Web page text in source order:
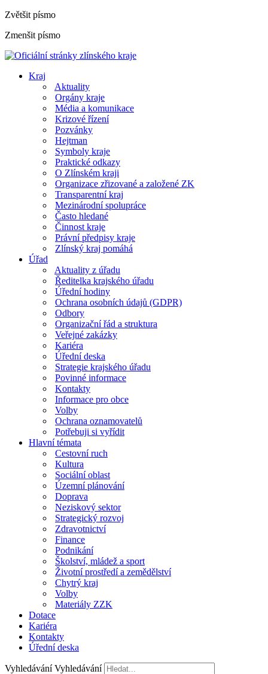
Zvětšit písmo
Zmenšit písmo
Kraj
Aktuality
Orgány kraje
Média a komunikace
Krizové řízení
Pozvánky
Hejtman
Symboly kraje
Praktické odkazy
O Zlínském kraji
Organizace zřizované a založené ZK
Transparentní kraj
Mezinárodní spolupráce
Často hledané
Činnost kraje
Právní předpisy kraje
Zlínský kraj pomáhá
Úřad
Aktuality z úřadu
Ředitelka krajského úřadu
Úřední hodiny
Ochrana osobních údajů (GDPR)
Odbory
Organizační řád a struktura
Veřejné zakázky
Kariéra
Úřední deska
Strategie krajského úřadu
Povinné informace
Kontakty
Informace pro obce
Volby
Ochrana oznamovatelů
Potřebuji si vyřídit
Hlavní témata
Cestovní ruch
Kultura
Sociální oblast
Územní plánování
Doprava
Neziskový sektor
Strategický rozvoj
Zdravotnictví
Finance
Podnikání
Školství, mládež a sport
Životní prostředí a zemědělství
Chytrý kraj
Volby
Materiály ZZK
Dotace
Kariéra
Kontakty
Úřední deska
Vyhledávání Vyhledávání